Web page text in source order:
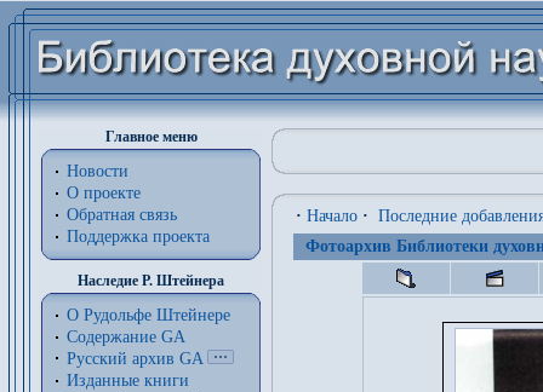
Главное меню
Новости
О проекте
Обратная связь
Поддержка проекта
Наследие Р. Штейнера
О Рудольфе Штейнере
Содержание GA
Русский архив GA
Изданные книги
· Начало · Последние
Фотоархив Библиотеки